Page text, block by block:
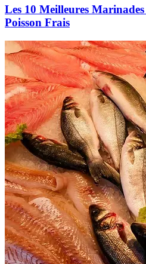
Les 10 Meilleures
Poisson Frais